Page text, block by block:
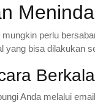
perlu
yang bisa dilakukan
Berkala
Anda melalui